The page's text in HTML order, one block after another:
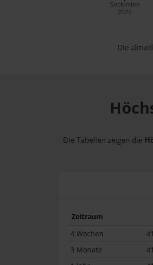
September
2025
Die
Die Tabellen zeigen die
Zeitraum
4 Wochen
3 Monate